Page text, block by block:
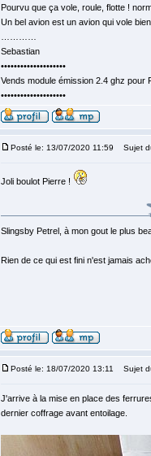
Pourvu que ça vole, roule, flotte !
Un bel avion est un avion qui vole
Sebastian
••••••••••••••••••••
Vends module émission 2.4 ghz
••••••••••••••••••••
Posté le: 13/07/2020 11:59 Sujet
Joli boulot Pierre !
Slingsby Petrel, à mon gout le plus
Rien de ce qui est fini n'est jamais
Posté le: 18/07/2020 13:11 Sujet
J'arrive à la mise en place des
dernier coffrage avant entoilage.